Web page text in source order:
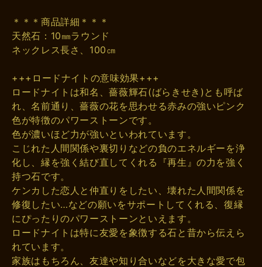
＊＊＊商品詳細＊＊＊
天然石：10㎜ラウンド
ネックレス長さ、100㎝
+++ロードナイトの意味効果+++
ロードナイトは和名、薔薇輝石(ばらきせき)とも呼ば
れ、名前通り、薔薇の花を思わせる赤みの強いピンク
色が特徴のパワーストーンです。
色が濃いほど力が強いといわれています。
こじれた人間関係や裏切りなどの負のエネルギーを浄
化し、縁を強く結び直してくれる『再生』の力を強く
持つ石です。
ケンカした恋人と仲直りをしたい、壊れた人間関係を
修復したい…などの願いをサポートしてくれる、復縁
にぴったりのパワーストーンといえます。
ロードナイトは特に友愛を象徴する石と昔から伝えら
れています。
家族はもちろん、友達や知り合いなどを大きな愛で包